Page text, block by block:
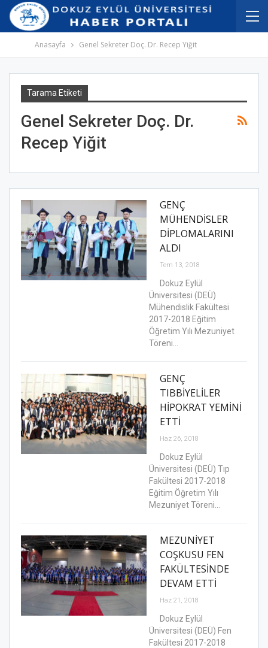
İçeriğe
atla
Navigasyona
atla
Anasayfa Genel Sekreter Doç. Dr. Recep Yiğit
Tarama Etiketi
Genel Sekreter Doç. Dr.
Recep Yiğit
GENÇ
MÜHENDİSLER
DİPLOMALARINI
ALDI
Tem 13, 2018
Dokuz Eylül
Üniversitesi (DEÜ)
Mühendislik Fakültesi
2017-2018 Eğitim
Öğretim Yılı Mezuniyet
Töreni…
GENÇ
TIBBİYELİLER
HİPOKRAT YEMİNİ
ETTİ
Haz 26, 2018
Dokuz Eylül
Üniversitesi (DEÜ) Tıp
Fakültesi 2017-2018
Eğitim Öğretim Yılı
Mezuniyet Töreni…
MEZUNİYET
COŞKUSU FEN
FAKÜLTESİNDE
DEVAM ETTİ
Haz 21, 2018
Dokuz Eylül
Üniversitesi (DEÜ) Fen
Fakültesi 2017-2018